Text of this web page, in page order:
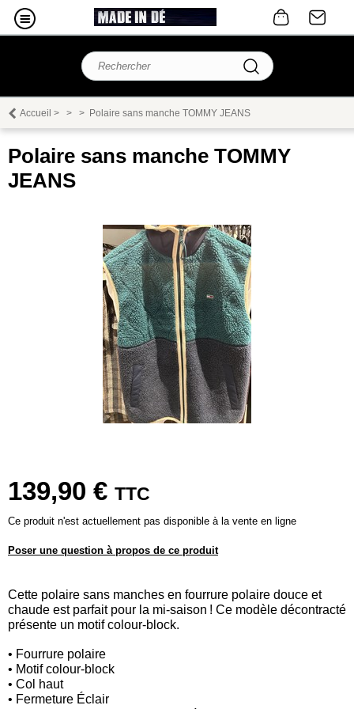
Accueil > > > Polaire sans manche TOMMY JEANS
Polaire sans manche TOMMY
JEANS
139,90 € TTC
Ce produit n'est actuellement pas disponible à la vente en ligne
Poser une question à propos de ce produit
Cette polaire sans manches en fourrure polaire douce et
chaude est parfait pour la mi-saison ! Ce modèle décontracté
présente un motif colour-block.
• Fourrure polaire
• Motif colour-block
• Col haut
• Fermeture Éclair